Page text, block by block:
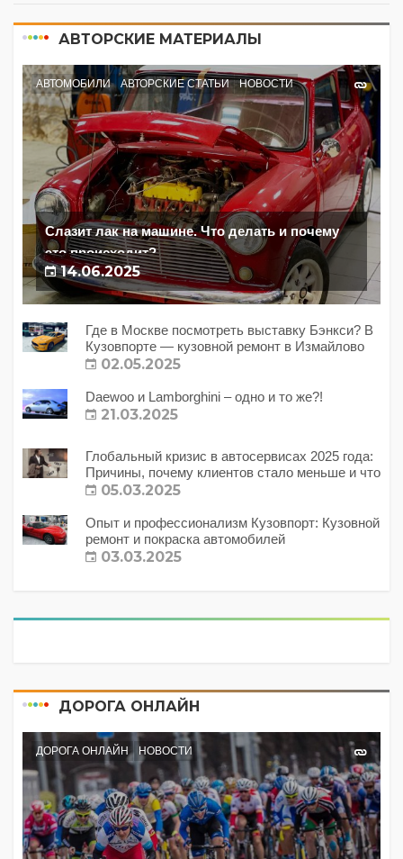
АВТОРСКИЕ МАТЕРИАЛЫ
АВТОМОБИЛИ АВТОРСКИЕ СТАТЬИ НОВОСТИ
Слазит лак на машине. Что делать и почему
это происходит?
14.06.2025
Где в Москве посмотреть выставку Бэнкси? В
Кузовпорте — кузовной ремонт в Измайлово
02.05.2025
Daewoo и Lamborghini – одно и то же?!
21.03.2025
Глобальный кризис в автосервисах 2025 года:
Причины, почему клиентов стало меньше и что
с этим делать?
05.03.2025
Опыт и профессионализм Кузовпорт: Кузовной
ремонт и покраска автомобилей
03.03.2025
ДОРОГА ОНЛАЙН
ДОРОГА ОНЛАЙН НОВОСТИ